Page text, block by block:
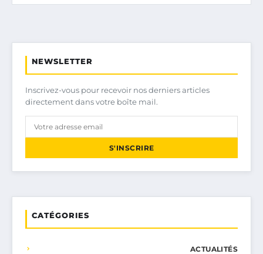
NEWSLETTER
Inscrivez-vous pour recevoir nos derniers articles
directement dans votre boîte mail.
S'INSCRIRE
CATÉGORIES
ACTUALITÉS